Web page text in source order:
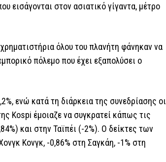
εισάγονται στον ασιατικό γίγαντα, μέτρο
όλου του πλανήτη φάνηκαν να
πόλεμο που έχει εξαπολύσει ο
ενώ κατά τη διάρκεια της συνεδρίασης οι
Kospi έμοιαζε να συγκρατεί κάπως τις
και στην Ταϊπέι (-2%). Ο δείκτες των
Κονγκ, -0,86% στη Σαγκάη, -1% στη